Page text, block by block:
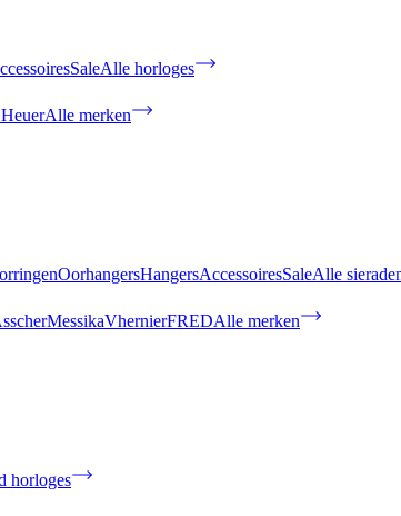
SaleAlle horloges
Alle merken
OorhangersHangersAccessoiresSaleAlle
MessikaVhernierFREDAlle merken
horloges